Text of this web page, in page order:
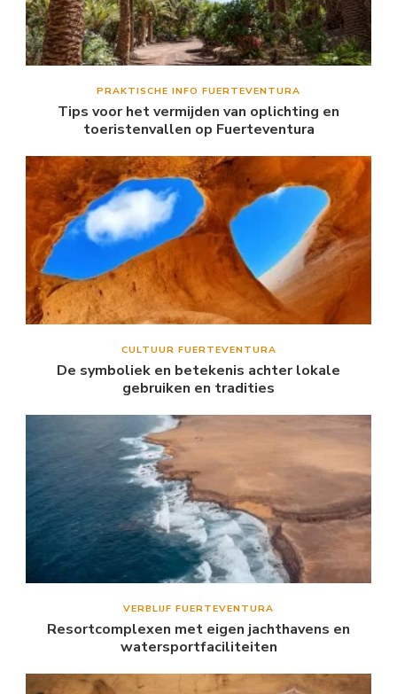
PRAKTISCHE INFO FUERTEVENTURA
Tips voor het vermijden van oplichting en
toeristenvallen op Fuerteventura
CULTUUR FUERTEVENTURA
De symboliek en betekenis achter lokale
gebruiken en tradities
VERBLIJF FUERTEVENTURA
Resortcomplexen met eigen jachthavens en
watersportfaciliteiten